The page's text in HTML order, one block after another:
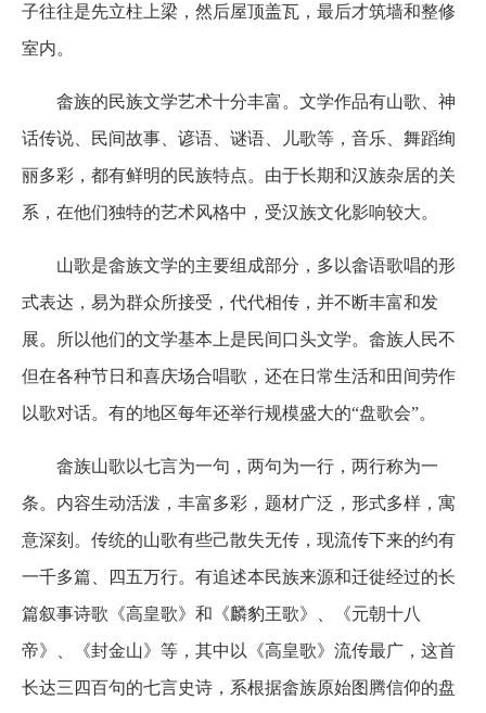
子往往是先立柱上梁，然后屋顶盖瓦，最后才筑墙和整修
室内。
畲族的民族文学艺术十分丰富。文学作品有山歌、神
话传说、民间故事、谚语、谜语、儿歌等，音乐、舞蹈绚
丽多彩，都有鲜明的民族特点。由于长期和汉族杂居的关
系，在他们独特的艺术风格中，受汉族文化影响较大。
山歌是畲族文学的主要组成部分，多以畲语歌唱的形
式表达，易为群众所接受，代代相传，并不断丰富和发
展。所以他们的文学基本上是民间口头文学。畲族人民不
但在各种节日和喜庆场合唱歌，还在日常生活和田间劳作
以歌对话。有的地区每年还举行规模盛大的“盘歌会”。
畲族山歌以七言为一句，两句为一行，两行称为一
条。内容生动活泼，丰富多彩，题材广泛，形式多样，寓
意深刻。传统的山歌有些己散失无传，现流传下来的约有
一千多篇、四五万行。有追述本民族来源和迁徙经过的长
篇叙事诗歌《高皇歌》和《麟豹王歌》、《元朝十八
帝》、《封金山》等，其中以《高皇歌》流传最广，这首
长达三四百句的七言史诗，系根据畲族原始图腾信仰的盘